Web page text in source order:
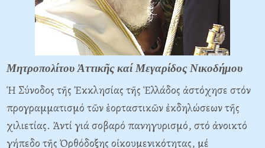
Μητροπολίτου Ἀττικῆς καί Μεγαρίδος Νικοδήμου
Ἡ Σύνοδος τῆς Ἐκκλησίας τῆς Ἑλλάδος ἀστόχησε στόν
προγραμματισμό τῶν ἑορταστικῶν ἐκδηλώσεων τῆς
χιλιετίας. Ἀντί γιά σοβαρό πανηγυρισμό, στό ἀνοικτό
γήπεδο τῆς Ὀρθόδοξης οἰκουμενικότητας, μέ